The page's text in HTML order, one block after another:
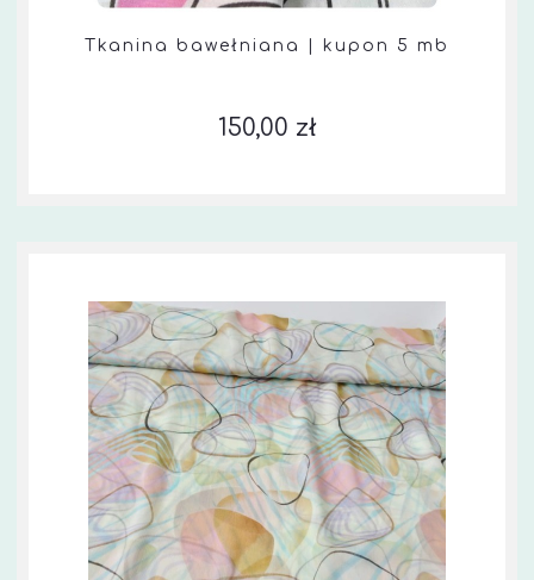
Tkanina bawełniana | kupon 5 mb
150,00 zł